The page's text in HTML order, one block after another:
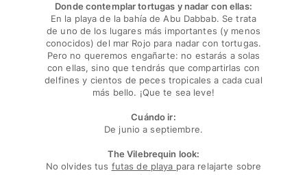
Donde contemplar tortugas y nadar con ellas:
En la playa de la bahía de Abu Dabbab. Se trata
de uno de los lugares más importantes (y menos
conocidos) del mar Rojo para nadar con tortugas.
Pero no queremos engañarte: no estarás a solas
con ellas, sino que tendrás que compartirlas con
delfines y cientos de peces tropicales a cada cual
más bello. ¡Que te sea leve!
Cuándo ir:
De junio a septiembre.
The Vilebrequin look:
No olvides tus futas de playa para relajarte sobre